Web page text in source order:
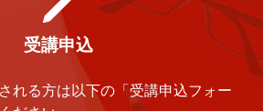
受講申込
れる方は以下の「受講申込フォー